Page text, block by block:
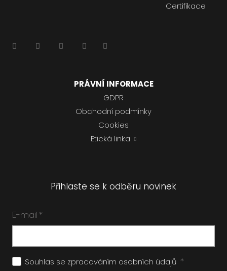
Certifikace
PRÁVNÍ INFORMACE
GDPR
Obchodní podmínky
Cookies
Etická linka
Přihlaste se k odběru novinek
E-mail *
Souhlas se zpracováním osobních údajů *